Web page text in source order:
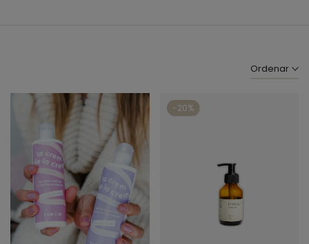
Ordenar
-20%